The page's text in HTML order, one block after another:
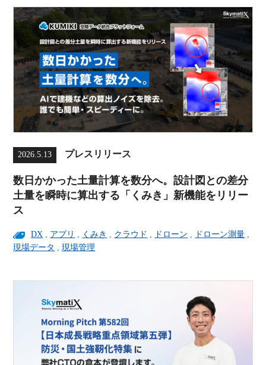
2026.5.13 プレスリリース
数日かかった土量計算を数分へ。設計図との差分
土量を瞬時に算出する「くみき」新機能をリリー
ス
DX , アプリ , くみき , クラウド , ドローン , ドローン測量 ,
現場データ ,現場管理